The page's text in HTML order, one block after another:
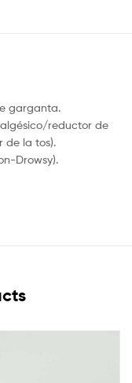
garganta.
reductor de
de la tos).
Drowsy).